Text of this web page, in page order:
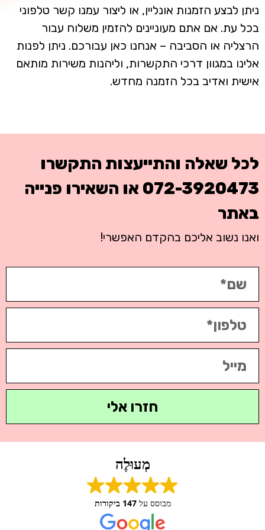
ניתן לבצע הזמנות אונליין, או ליצור עמנו קשר טלפוני
בכל עת. אם אתם מעוניינים להזמין משלוח עבור
הרצליה או הסביבה – אנחנו כאן עבורכם. ניתן לפנות
אלינו במגוון דרכי התקשרות, וליהנות משירות מותאם
אישית ואדיב בכל הזמנה מחדש.
לכל שאלה והתייעצות התקשרו
072-3920473 או השאירו פנייה
באתר
ואנו נשוב אליכם בהקדם האפשרי!
חזרו אלי
מְעוּלֶה
מבוסס על147 ביקורות